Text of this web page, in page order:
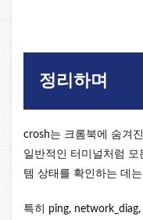
정리하며
crosh는 크롬북에 숨겨진
일반적인 터미널처럼
템 상태를 확인하는 데
특히 ping,